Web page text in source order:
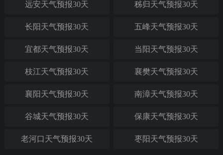
远安天气预报30天 秭归天气预报30天
长阳天气预报30天 五峰天气预报30天
宜都天气预报30天 当阳天气预报30天
枝江天气预报30天 襄樊天气预报30天
襄阳天气预报30天 南漳天气预报30天
谷城天气预报30天 保康天气预报30天
老河口天气预报30天 枣阳天气预报30天